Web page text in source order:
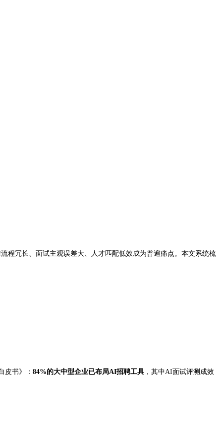
程冗长、面试主观误差大、人才匹配低效成为普遍痛点。本文系统梳
皮书》： 84%的大中型企业已布局AI招聘工具 ，其中AI面试评测成效